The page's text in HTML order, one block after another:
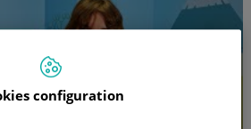
configuration